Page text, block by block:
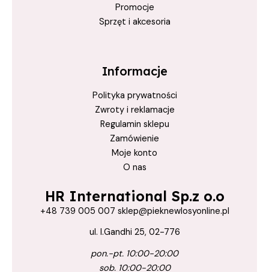
Promocje
Sprzęt i akcesoria
Informacje
Polityka prywatności
Zwroty i reklamacje
Regulamin sklepu
Zamówienie
Moje konto
O nas
HR International Sp.z o.o
+48 739 005 007 sklep@pieknewlosyonline.pl
ul. I.Gandhi 25, 02-776
pon.-pt. 10:00-20:00
sob. 10:00-20:00